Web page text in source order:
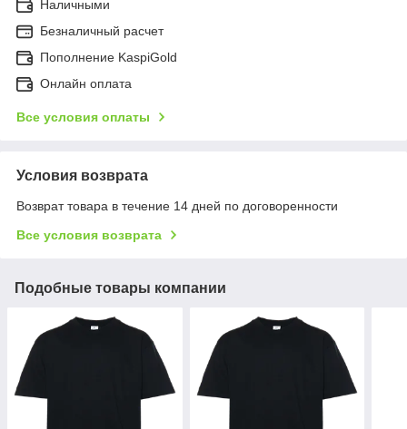
Наличными
Безналичный расчет
Пополнение KaspiGold
Онлайн оплата
Все условия оплаты
Условия возврата
Возврат товара в течение 14 дней по договоренности
Все условия возврата
Подобные товары компании